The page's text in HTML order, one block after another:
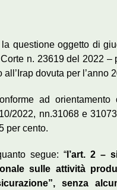
questione oggetto di
n. 23619 del 2022
dovuta per l’anno
ad
2022, nn.31068 e
per cento.
segue: “ l’art. 2 –
sulle attività
senza